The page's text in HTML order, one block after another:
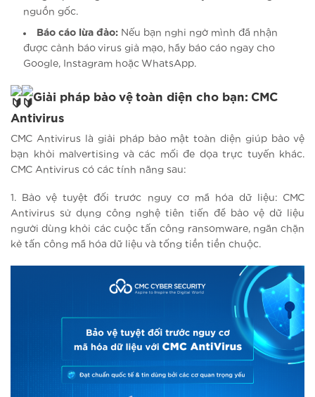
nguồn gốc.
Báo cáo lừa đảo: Nếu bạn nghi ngờ mình đã nhận
được cảnh báo virus giả mạo, hãy báo cáo ngay cho
Google, Instagram hoặc WhatsApp.
Giải pháp bảo vệ toàn diện cho bạn: CMC
Antivirus
CMC Antivirus là giải pháp bảo mật toàn diện giúp bảo vệ
bạn khỏi malvertising và các mối đe dọa trực tuyến khác.
CMC Antivirus có các tính năng sau:
1. Bảo vệ tuyệt đối trước nguy cơ mã hóa dữ liệu: CMC
Antivirus sử dụng công nghệ tiên tiến để bảo vệ dữ liệu
người dùng khỏi các cuộc tấn công ransomware, ngăn chặn
kẻ tấn công mã hóa dữ liệu và tống tiền tiền chuộc.